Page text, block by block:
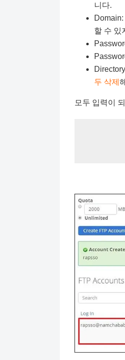
니다.
할 수 있
두 삭제
모두 입력이